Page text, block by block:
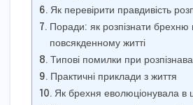
Як перевірити правдивість
Поради: як розпізнати брехню
повсякденному житті
Типові помилки при
Практичні приклади з життя
Як брехня еволюціонувала в